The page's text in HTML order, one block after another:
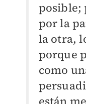
posible;
por la
la otra,
porque
como